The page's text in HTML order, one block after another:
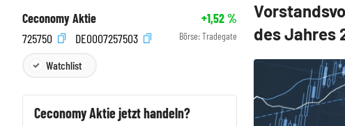
des Jahres
Ceconomy Aktie
+1,52%
725750
DE0007257503 Börse: Tradegate
Watchlist
CeconomyAktie jetzt handeln?